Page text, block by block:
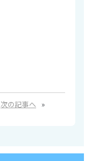
次の記事へ »